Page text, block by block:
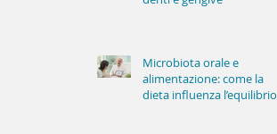
Microbiota orale e
alimentazione: come la
dieta influenza l’equilibrio